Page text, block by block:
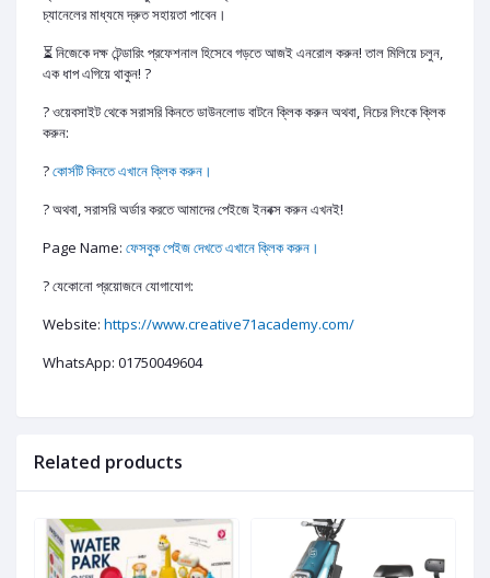
চ্যানেলের মাধ্যমে দ্রুত সহায়তা পাবেন।
​⏳ নিজেকে দক্ষ টেন্ডারিং প্রফেশনাল হিসেবে গড়তে আজই এনরোল করুন! তাল মিলিয়ে চলুন,
এক ধাপ এগিয়ে থাকুন! ?
​? ওয়েবসাইট থেকে সরাসরি কিনতে ডাউনলোড বাটনে ক্লিক করুন অথবা, নিচের লিংকে ক্লিক
করুন:
?কোর্সটি কিনতে এখানে ক্লিক করুন।
​? অথবা, সরাসরি অর্ডার করতে আমাদের পেইজে ইনবক্স করুন এখনই!
Page Name: ফেসবুক পেইজ দেখতে এখানে ক্লিক করুন।
? যেকোনো প্রয়োজনে যোগাযোগ:
Website: https://www.creative71academy.com/
WhatsApp: 01750049604
Related products